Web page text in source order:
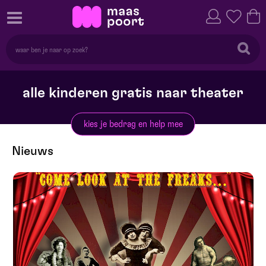
alle kinderen gratis naar theater
kies je bedrag en help mee
Nieuws